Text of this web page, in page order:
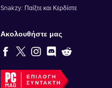
Snakzy: Παίξτε και Κερδίστε
Ακολουθήστε μας
ΕΠΙΛΟΓΉ
ΣΥΝΤΆΚΤΗ